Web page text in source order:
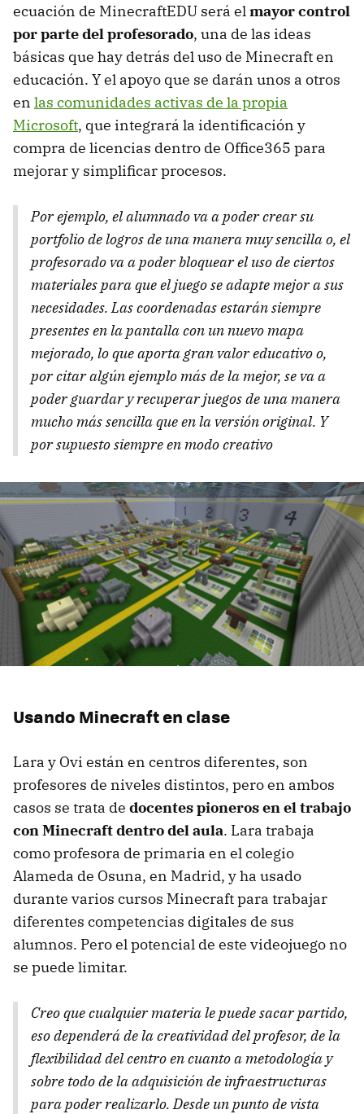
ecuación de MinecraftEDU será elmayor control
por parte del profesorado, una de las ideas
básicas que hay detrás del uso de Minecraft en
educación. Y el apoyo que se darán unos a otros
en las comunidades activas de la propia
Microsoft, que integrará la identificación y
compra de licencias dentro de Office365 para
mejorar y simplificar procesos.
Por ejemplo, el alumnado va a poder crear su
portfolio de logros de una manera muy sencilla o, el
profesorado va a poder bloquear el uso de ciertos
materiales para que el juego se adapte mejor a sus
necesidades. Las coordenadas estarán siempre
presentes en la pantalla con un nuevo mapa
mejorado, lo que aporta gran valor educativo o,
por citar algún ejemplo más de la mejor, se va a
poder guardar y recuperar juegos de una manera
mucho más sencilla que en la versión original. Y
por supuesto siempre en modo creativo
Usando Minecraft en clase
Lara y Ovi están en centros diferentes, son
profesores de niveles distintos, pero en ambos
casos se trata de docentes pioneros en el trabajo
con Minecraft dentro del aula. Lara trabaja
como profesora de primaria en el colegio
Alameda de Osuna, en Madrid, y ha usado
durante varios cursos Minecraft para trabajar
diferentes competencias digitales de sus
alumnos. Pero el potencial de este videojuego no
se puede limitar.
Creo que cualquier materia le puede sacar partido,
eso dependerá de la creatividad del profesor, de la
flexibilidad del centro en cuanto a metodología y
sobre todo de la adquisición de infraestructuras
para poder realizarlo. Desde un punto de vista